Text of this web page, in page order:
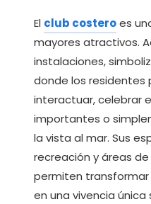
El club costeroes
mayores atractivos.
instalaciones,
donde los residentes
interactuar, celebrar
importantes o
la vista al mar. Sus
recreación y áreas
permiten
en una vivencia única